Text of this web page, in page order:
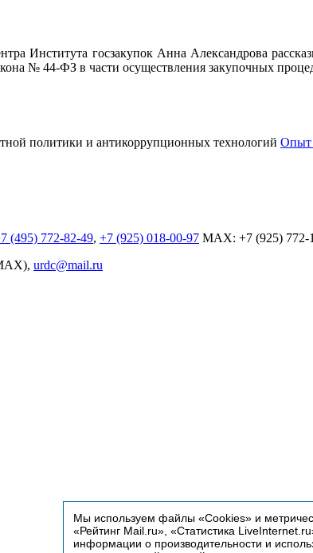
Института госзакупок Анна Александрова
№ 44-ФЗ в части осуществления закупочных
политики и антикоррупционных технологий Опыт
(495) 772-82-49, +7 (925) 018-00-97 MAX: +7 (925) 772-
urdc@mail.ru
Мы используем файлы «Cookies» и
«Рейтинг Mail.ru», «Статистика
информации о производительности и